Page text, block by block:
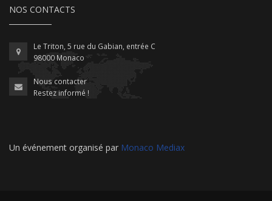
NOS CONTACTS
Le Triton, 5 rue du Gabian, entrée C
98000 Monaco
Nous contacter
Restez informé !
Un événement organisé par Monaco Mediax